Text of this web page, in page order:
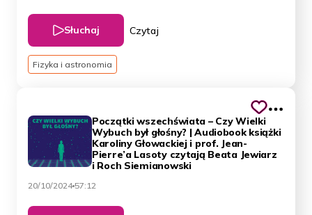
Słuchaj Czytaj
Fizyka i astronomia
Początki wszechświata – Czy Wielki
Wybuch był głośny? | Audiobook książki
Karoliny Głowackiej i prof. Jean-
Pierre’a Lasoty czytają Beata Jewiarz
i Roch Siemianowski
20/10/2024 57:12